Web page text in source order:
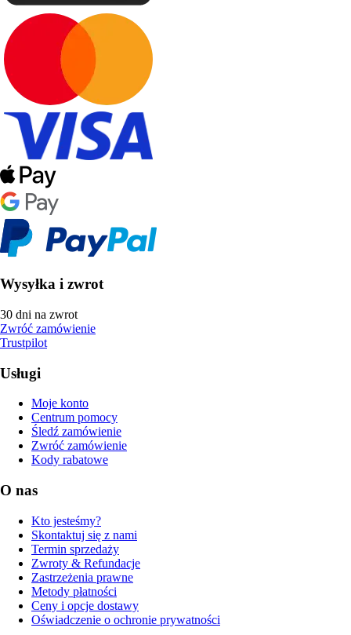
Wysyłka i zwrot
30 dni na zwrot
Zwróć zamówienie
Trustpilot
Usługi
Moje konto
Centrum pomocy
Śledź zamówienie
Zwróć zamówienie
Kody rabatowe
O nas
Kto jesteśmy?
Skontaktuj się z nami
Termin sprzedaży
Zwroty & Refundacje
Zastrzeżenia prawne
Metody płatności
Ceny i opcje dostawy
Oświadczenie o ochronie prywatności